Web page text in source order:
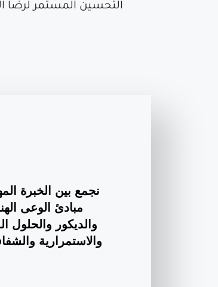
التحسين المستمر لرضا
نجمع بين الخبرة
مبادئ الوعى
والديكور والحلول
والاستمرارية